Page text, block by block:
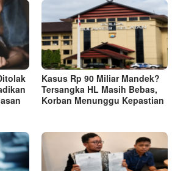
Kasus Rp 90 Miliar Mandek?
Tersangka HL Masih Bebas,
Korban Menunggu Kepastian